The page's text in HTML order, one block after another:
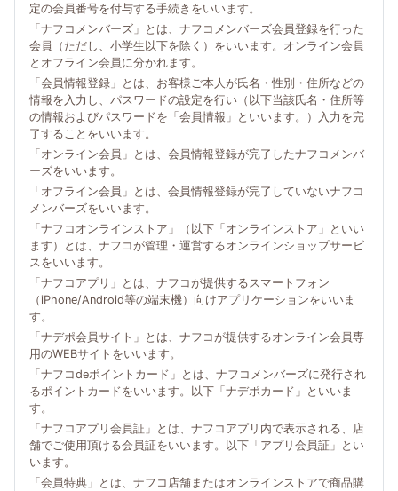
定の会員番号を付与する手続きをいいます。
「ナフコメンバーズ」とは、ナフコメンバーズ会員登録を行った
会員（ただし、小学生以下を除く）をいいます。オンライン会員
とオフライン会員に分かれます。
「会員情報登録」とは、お客様ご本人が氏名・性別・住所などの
情報を入力し、パスワードの設定を行い（以下当該氏名・住所等
の情報およびパスワードを「会員情報」といいます。）入力を完
了することをいいます。
「オンライン会員」とは、会員情報登録が完了したナフコメンバ
ーズをいいます。
「オフライン会員」とは、会員情報登録が完了していないナフコ
メンバーズをいいます。
「ナフコオンラインストア」（以下「オンラインストア」といい
ます）とは、ナフコが管理・運営するオンラインショップサービ
スをいいます。
「ナフコアプリ」とは、ナフコが提供するスマートフォン
（iPhone/Android等の端末機）向けアプリケーションをいいま
す。
「ナデポ会員サイト」とは、ナフコが提供するオンライン会員専
用のWEBサイトをいいます。
「ナフコdeポイントカード」とは、ナフコメンバーズに発行され
るポイントカードをいいます。以下「ナデポカード」といいま
す。
「ナフコアプリ会員証」とは、ナフコアプリ内で表示される、店
舗でご使用頂ける会員証をいいます。以下「アプリ会員証」とい
います。
「会員特典」とは、ナフコ店舗またはオンラインストアで商品購